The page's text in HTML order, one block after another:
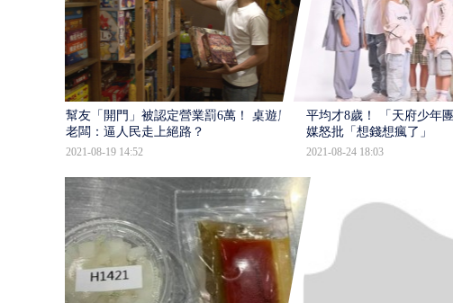
幫友「開門」被認定營業罰6萬！ 桌遊店
老闆：逼人民走上絕路？
2021-08-19 14:52
平均才8歲！ 「天府少年
媒怒批「想錢想瘋了」
2021-08-24 18:03